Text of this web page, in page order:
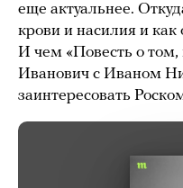
еще актуальнее.
крови и насилия и как
И чем «Повесть о том,
Иванович с Иваном
заинтересовать